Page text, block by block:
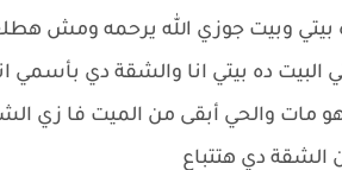
بيتي وبيت جوزي الله يرحمه ومش
ده بيتي انا والشقة دي بأسمي
مات والحي أبقى من الميت فا زي
الشقة دي هتتباع